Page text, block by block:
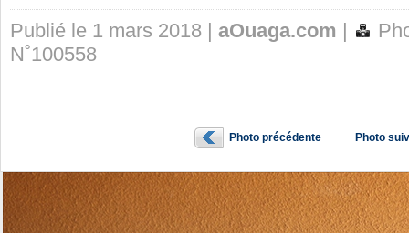
Publié le 1 mars 2018 | aOuaga.com |
N˚100558
Photo précédente Photo